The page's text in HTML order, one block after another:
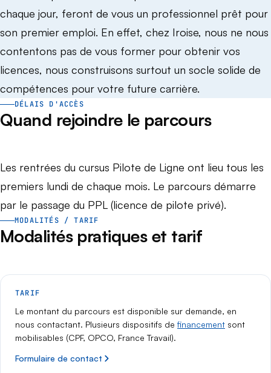
chaque jour, feront de vous un professionnel prêt pour
son premier emploi. En effet, chez Iroise, nous ne nous
contentons pas de vous former pour obtenir vos
licences, nous construisons surtout un socle solide de
compétences pour votre future carrière.
DÉLAIS D'ACCÈS
Quand rejoindre le parcours
Les rentrées du cursus Pilote de Ligne ont lieu tous les
premiers lundi de chaque mois. Le parcours démarre
par le passage du PPL (licence de pilote privé).
MODALITÉS / TARIF
Modalités pratiques et tarif
TARIF
Le montant du parcours est disponible sur demande, en
nous contactant. Plusieurs dispositifs de financement sont
mobilisables (CPF, OPCO, France Travail).
Formulaire de contact